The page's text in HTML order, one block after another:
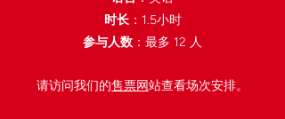
时长：1.5小时
参与人数 ：最多 12 人
​请访问我们的售票网站查看场次安排。